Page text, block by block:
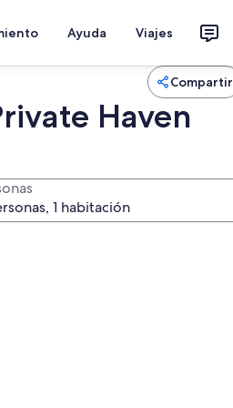
Ayuda Viajes
Compartir
Haven